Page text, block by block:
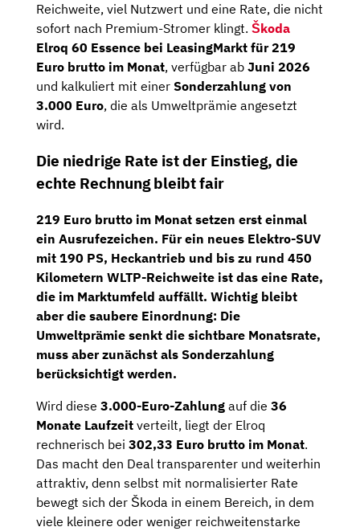
Reichweite, viel Nutzwert und eine Rate, die nicht
sofort nach Premium-Stromer klingt. Škoda
Elroq 60 Essence bei LeasingMarkt für 219
Euro brutto im Monat, verfügbar ab Juni 2026
und kalkuliert mit einer Sonderzahlung von
3.000 Euro, die als Umweltprämie angesetzt
wird.
Die niedrige Rate ist der Einstieg, die
echte Rechnung bleibt fair
219 Euro brutto im Monat setzen erst einmal
ein Ausrufezeichen. Für ein neues Elektro-SUV
mit 190 PS, Heckantrieb und bis zu rund 450
Kilometern WLTP-Reichweite ist das eine Rate,
die im Marktumfeld auffällt. Wichtig bleibt
aber die saubere Einordnung: Die
Umweltprämie senkt die sichtbare Monatsrate,
muss aber zunächst als Sonderzahlung
berücksichtigt werden.
Wird diese 3.000-Euro-Zahlung auf die 36
Monate Laufzeit verteilt, liegt der Elroq
rechnerisch bei 302,33 Euro brutto im Monat.
Das macht den Deal transparenter und weiterhin
attraktiv, denn selbst mit normalisierter Rate
bewegt sich der Škoda in einem Bereich, in dem
viele kleinere oder weniger reichweitenstarke